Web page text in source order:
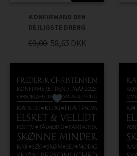
KONFIRMAND DEN
DEJLIGSTE DRENG
69,00 58,65 DKK